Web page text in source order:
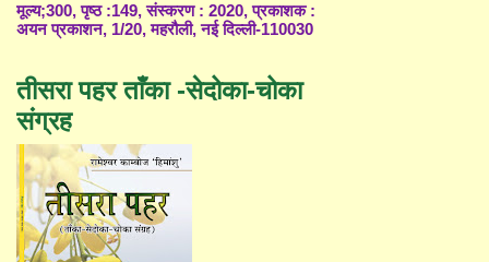
मूल्य;300, पृष्ठ :149, संस्करण : 2020, प्रकाशक :
अयन प्रकाशन, 1/20, महरौली, नई दिल्ली-110030
तीसरा पहर ताँका -सेदोका-चोका
संग्रह